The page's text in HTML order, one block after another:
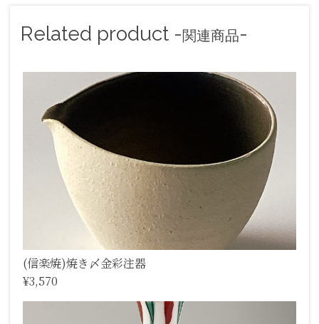
Related product -関連商品-
(信楽焼)焼き〆金彩注器
¥3,570